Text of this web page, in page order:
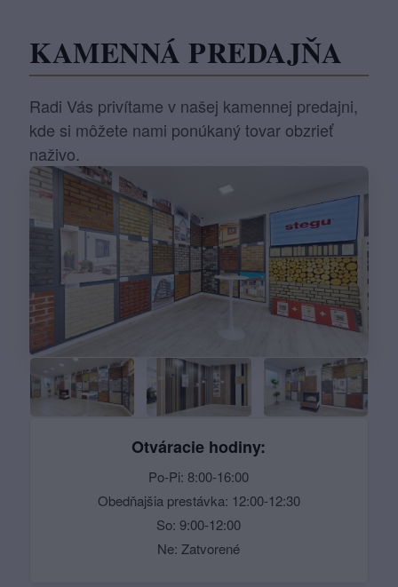
KAMENNÁ PREDAJŇA
Radi Vás privítame v našej kamennej predajni,
kde si môžete nami ponúkaný tovar obzrieť
naživo.
Otváracie hodiny:
Po-Pi: 8:00-16:00
Obedňajšia prestávka: 12:00-12:30
So: 9:00-12:00
Ne: Zatvorené